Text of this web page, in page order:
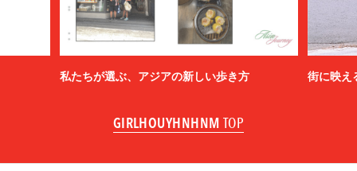
私たちが選ぶ、アジアの新しい歩き方 街に映え
GIRLHOUYHNHNM TOP